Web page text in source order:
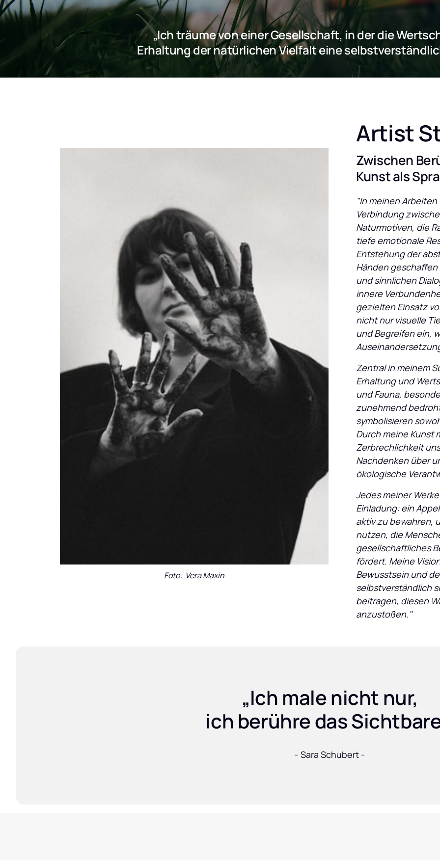
„Ich träume von einer Gesellschaft, in der die
Erhaltung der natürlichen Vielfalt eine
Foto:  Vera Maxin
Artist
Zwischen
Kunst als
"In meinen
Verbindung
Naturmotiven, die
tiefe emotionale
Entstehung der
Händen
und sinnlichen
innere
gezielten Einsatz
nicht nur visuelle
und Begreifen ein,
Zentral in meinem
Erhaltung und
und Fauna,
zunehmend
symbolisieren
Durch meine Kunst
Zerbrechlichkeit
Nachdenken über
ökologische
Jedes meiner
Einladung: ein
aktiv zu bewahren,
nutzen, die
gesellschaftliches
fördert. Meine
Bewusstsein und
selbstverständlich
beitragen, diesen
anzustoßen."
„Ich male nicht nur,
ich berühre das
- Sara Schubert -